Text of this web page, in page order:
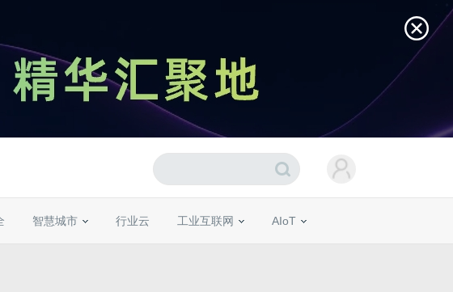
智慧城市 行业云 工业互联网 AIoT